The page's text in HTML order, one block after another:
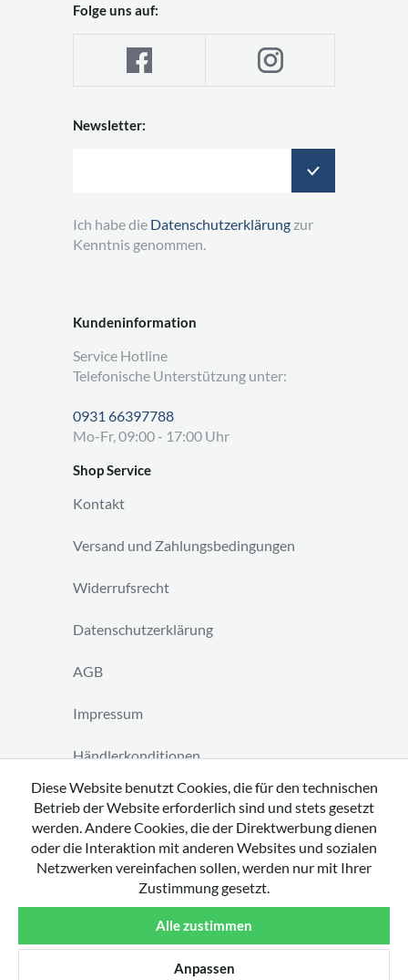
Kundeninformation
Service Hotline
Telefonische Unterstützung unter:
0931 66397788
Mo-Fr, 09:00 - 17:00 Uhr
Shop Service
Kontakt
Versand und Zahlungsbedingungen
Widerrufsrecht
Datenschutzerklärung
AGB
Impressum
Händlerkonditionen
Vertrag widerrufen
Folge uns auf:
Newsletter:
Ich habe die Datenschutzerklärung zur
Kenntnis genommen.
Diese Website benutzt Cookies, die für den technischen
Betrieb der Website erforderlich sind und stets gesetzt
werden. Andere Cookies, die der Direktwerbung dienen
oder die Interaktion mit anderen Websites und sozialen
Netzwerken vereinfachen sollen, werden nur mit Ihrer
Zustimmung gesetzt.